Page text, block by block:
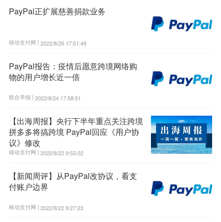
PayPal正扩展慈善捐款业务
移动支付网 | 2022/8/26 17:51:49
PayPal报告：疫情后愿意跨境网络购
物的用户增长近一倍
联合早报 | 2022/8/24 17:58:51
【出海周报】央行下半年重点关注跨境
拼多多将搞跨境 PayPal回应《用户协
议》修改
移动支付网 | 2022/8/22 9:55:02
【新闻周评】从PayPal改协议，看支
付账户边界
移动支付网 | 2022/8/22 9:27:23